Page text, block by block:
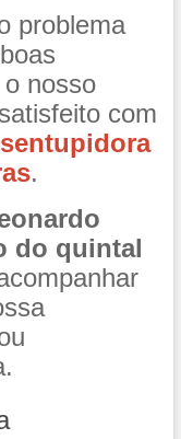
problema
nosso
com
.
do quintal